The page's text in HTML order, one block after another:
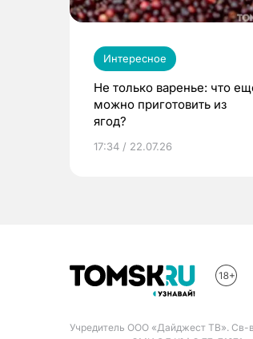
Интересное
Не только варенье: что
можно приготовить из
ягод?
17:34 / 22.07.26
Учредитель ООО «Дайджест ТВ». Св-